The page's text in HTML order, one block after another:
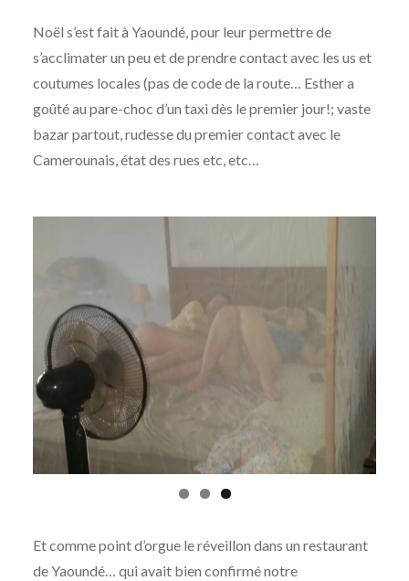
Noël s’est fait à Yaoundé, pour leur permettre de
s’acclimater un peu et de prendre contact avec les us et
coutumes locales (pas de code de la route… Esther a
goûté au pare-choc d’un taxi dès le premier jour!; vaste
bazar partout, rudesse du premier contact avec le
Camerounais, état des rues etc, etc…
Et comme point d’orgue le réveillon dans un restaurant
de Yaoundé… qui avait bien confirmé notre